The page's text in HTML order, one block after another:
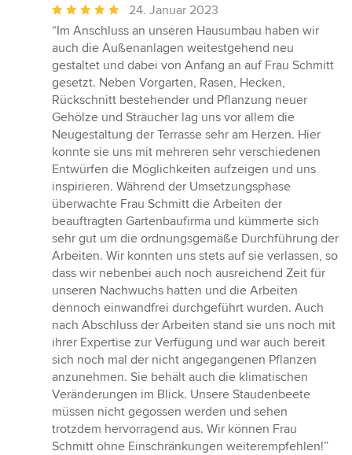
Durchschnittliche
Bewertung:
5
von
5
Sternen
24. Januar 2023
“Im Anschluss an unseren Hausumbau haben wir
auch die Außenanlagen weitestgehend neu
gestaltet und dabei von Anfang an auf Frau Schmitt
gesetzt. Neben Vorgarten, Rasen, Hecken,
Rückschnitt bestehender und Pflanzung neuer
Gehölze und Sträucher lag uns vor allem die
Neugestaltung der Terrasse sehr am Herzen. Hier
konnte sie uns mit mehreren sehr verschiedenen
Entwürfen die Möglichkeiten aufzeigen und uns
inspirieren. Während der Umsetzungsphase
überwachte Frau Schmitt die Arbeiten der
beauftragten Gartenbaufirma und kümmerte sich
sehr gut um die ordnungsgemäße Durchführung der
Arbeiten. Wir konnten uns stets auf sie verlassen, so
dass wir nebenbei auch noch ausreichend Zeit für
unseren Nachwuchs hatten und die Arbeiten
dennoch einwandfrei durchgeführt wurden. Auch
nach Abschluss der Arbeiten stand sie uns noch mit
ihrer Expertise zur Verfügung und war auch bereit
sich noch mal der nicht angegangenen Pflanzen
anzunehmen. Sie behält auch die klimatischen
Veränderungen im Blick. Unsere Staudenbeete
müssen nicht gegossen werden und sehen
trotzdem hervorragend aus. Wir können Frau
Schmitt ohne Einschränkungen weiterempfehlen!”